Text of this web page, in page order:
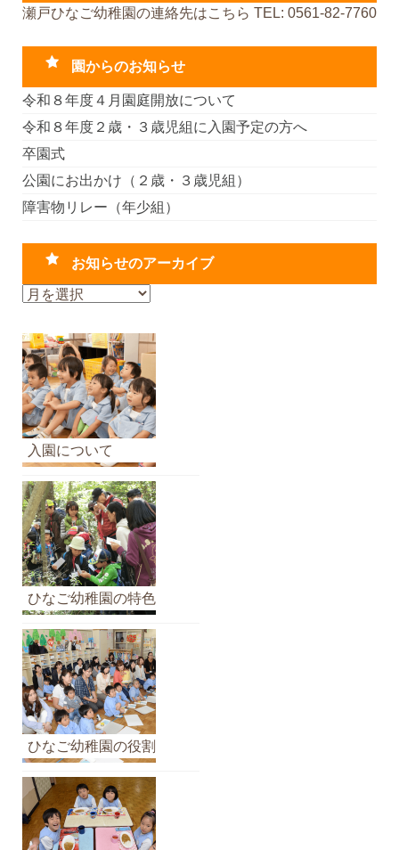
瀬戸ひなご幼稚園の連絡先はこちら TEL: 0561-82-7760
園からのお知らせ
令和８年度４月園庭開放について
令和８年度２歳・３歳児組に入園予定の方へ
卒園式
公園にお出かけ（２歳・３歳児組）
障害物リレー（年少組）
お知らせのアーカイブ
お
ら
せ
の
ア
ー
カ
イ
ブ
入園について
ひなご幼稚園の特色
ひなご幼稚園の役割